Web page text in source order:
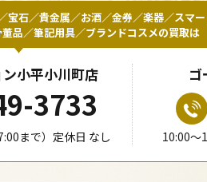
石／貴金属／お酒／金券／楽器／スマ
品／筆記用具／ブランドコスメの買取は
小平小川町店
3733
まで）定休日 なし 10:00〜